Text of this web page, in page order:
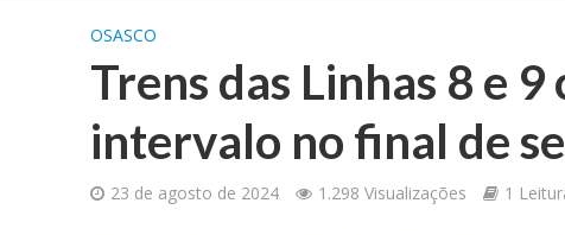
OSASCO
Trens das Linhas 8 e
intervalo no final de
23 de agosto de 2024 1.298 Visualizações 1